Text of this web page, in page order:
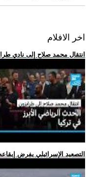
اخر الافلام
.. انتقال محمد صلاح إلى نادي
.. التصعيد الإسرائيلي يفرض